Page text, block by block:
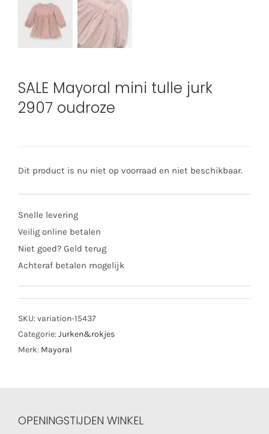
SALE Mayoral mini tulle jurk
2907 oudroze
Dit product is nu niet op voorraad en niet beschikbaar.
Snelle levering
Veilig online betalen
Niet goed? Geld terug
Achteraf betalen mogelijk
SKU:variation-15437
Categorie:Jurken&rokjes
Merk: Mayoral
OPENINGSTIJDEN WINKEL